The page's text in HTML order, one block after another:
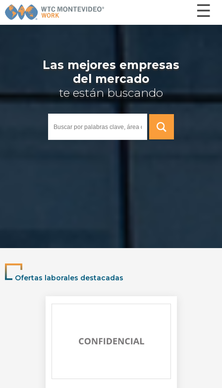
☰
×
Ofertas
¿Cómo funciona? - Postulantes
¿Cómo funciona? - Empresas
Capacitaciones
Las mejores empresas
del mercado
te están buscando
Ofertas laborales destacadas